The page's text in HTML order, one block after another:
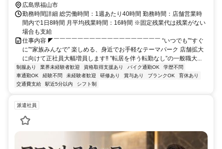
広島県福山市
勤務時間詳細 総労働時間：1週あたり40時間 勤務時間：店舗営業時
間内で1日8時間 月平均残業時間：16時間 ※固定残業代は残業がない
場合も支給
仕事内容 ◤￣￣￣￣￣￣￣￣￣￣￣￣￣￣￣￣￣￣ “いつでも”“すぐ
に”“家族みんなで” 楽しめる、身近でお手軽なテーマパーク 店舗拡大
に向けて正社員大幅増員します‼ ”転居を伴う転勤なし”の一般職大...
制服あり 業界未経験者歓迎 資格取得支援あり バイク通勤OK
学歴不問
車通勤OK
経験不問 未経験者歓迎 研修あり 賞与あり ブランクOK
育休あり
交通費支給
駅近5分以内 シフト制
派遣社員